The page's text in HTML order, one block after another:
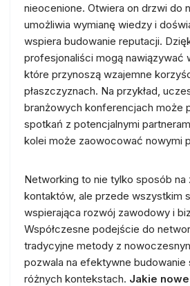
nieocenione. Otwiera on drzwi do
umożliwia wymianę wiedzy i
wspiera budowanie reputacji.
profesjonaliści mogą nawiązywać
które przynoszą wzajemne
płaszczyznach. Na przykład,
branżowych konferencjach może
spotkań z potencjalnymi
kolei może zaowocować nowymi
Networking to nie tylko sposób
kontaktów, ale przede wszystkim
wspierająca rozwój zawodowy i
Współczesne podejście do
tradycyjne metody z
pozwala na efektywne
różnych kontekstach. Jakie